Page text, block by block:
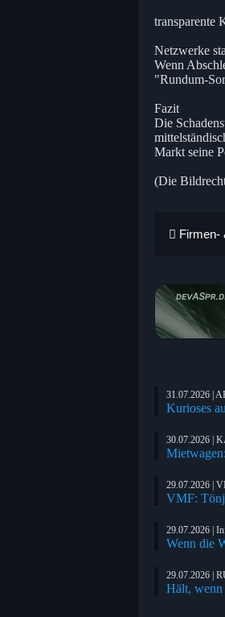
transparente
Netzwerke
Wenn
"Rundum-
Fazit
Die
Markt seine
(Die
Firmen-
31.07.2026 |
Kurioses
30.07.2026 |
29.07.2026 |
VMF:
29.07.2026 |
Wenn die
29.07.2026 |
Hält, wenn